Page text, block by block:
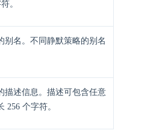
。
别名。不同静默策略的别名
描述信息。描述可包含任意
256 个字符。